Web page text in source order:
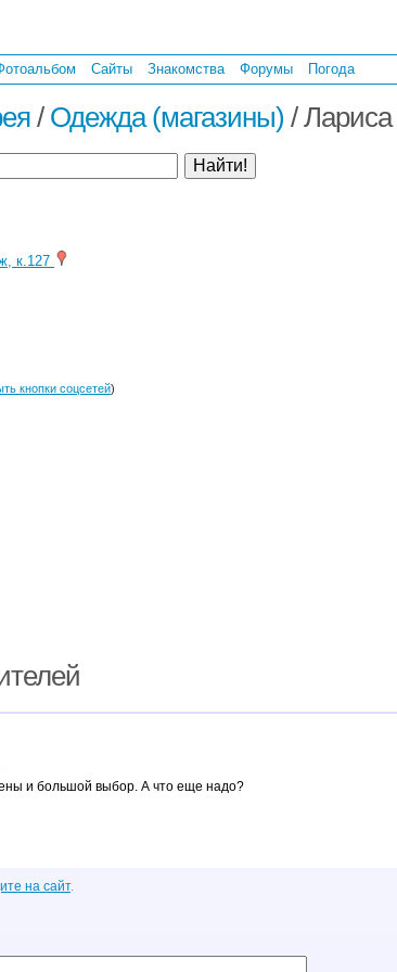
Сайты Знакомства Форумы Погода
/ Одежда (магазины) /Лариса
к.127
кнопки соцсетей)
и большой выбор. А что еще надо?
на сайт.